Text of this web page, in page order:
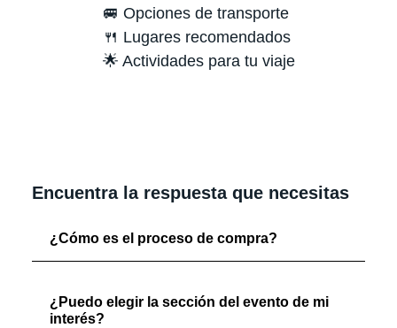
🚐 Opciones de transporte
🍴 Lugares recomendados
🌟 Actividades para tu viaje
Encuentra la respuesta que necesitas
¿Cómo es el proceso de compra?
¿Puedo elegir la sección del evento de mi
interés?